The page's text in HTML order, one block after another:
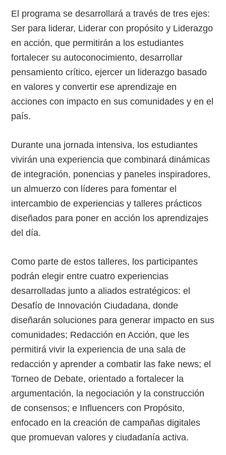
El programa se desarrollará a través de tres ejes:
Ser para liderar, Liderar con propósito y Liderazgo
en acción, que permitirán a los estudiantes
fortalecer su autoconocimiento, desarrollar
pensamiento crítico, ejercer un liderazgo basado
en valores y convertir ese aprendizaje en
acciones con impacto en sus comunidades y en el
país.
Durante una jornada intensiva, los estudiantes
vivirán una experiencia que combinará dinámicas
de integración, ponencias y paneles inspiradores,
un almuerzo con líderes para fomentar el
intercambio de experiencias y talleres prácticos
diseñados para poner en acción los aprendizajes
del día.
Como parte de estos talleres, los participantes
podrán elegir entre cuatro experiencias
desarrolladas junto a aliados estratégicos: el
Desafío de Innovación Ciudadana, donde
diseñarán soluciones para generar impacto en sus
comunidades; Redacción en Acción, que les
permitirá vivir la experiencia de una sala de
redacción y aprender a combatir las fake news; el
Torneo de Debate, orientado a fortalecer la
argumentación, la negociación y la construcción
de consensos; e Influencers con Propósito,
enfocado en la creación de campañas digitales
que promuevan valores y ciudadanía activa.